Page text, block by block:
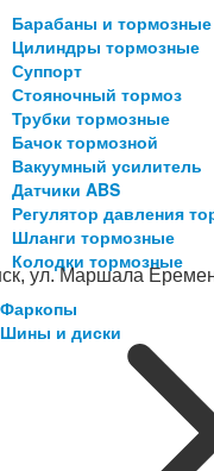
ул. Маршала
Барабаны и тормозные
Цилиндры тормозные
Суппорт
Стояночный тормоз
Трубки тормозные
Бачок тормозной
Вакуумный усилитель
Датчики ABS
Регулятор давления
Шланги тормозные
Колодки тормозные
Фаркопы
Шины и диски